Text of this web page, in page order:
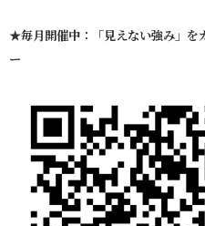
★毎月開催中：
「見えない強み」
ー